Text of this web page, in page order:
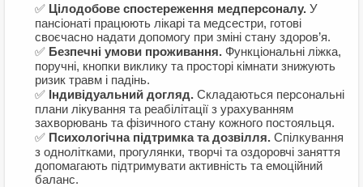
✅ Цілодобове спостереження медперсоналу. У
пансіонаті працюють лікарі та медсестри, готові
своєчасно надати допомогу при зміні стану здоров’я.
✅ Безпечні умови проживання. Функціональні ліжка,
поручні, кнопки виклику та просторі кімнати знижують
ризик травм і падінь.
✅ Індивідуальний догляд. Складаються персональні
плани лікування та реабілітації з урахуванням
захворювань та фізичного стану кожного постояльця.
✅ Психологічна підтримка та дозвілля. Спілкування
з однолітками, прогулянки, творчі та оздоровчі заняття
допомагають підтримувати активність та емоційний
баланс.